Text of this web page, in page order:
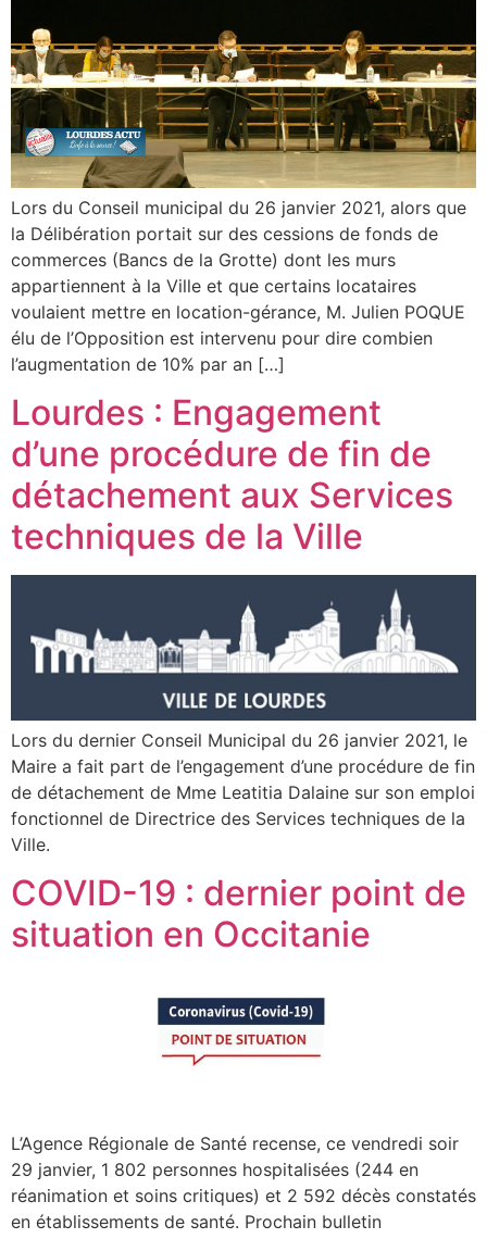
Lors du Conseil municipal du 26 janvier 2021, alors que
la Délibération portait sur des cessions de fonds de
commerces (Bancs de la Grotte) dont les murs
appartiennent à la Ville et que certains locataires
voulaient mettre en location-gérance, M. Julien POQUE
élu de l’Opposition est intervenu pour dire combien
l’augmentation de 10% par an […]
Lourdes : Engagement
d’une procédure de fin de
détachement aux Services
techniques de la Ville
Lors du dernier Conseil Municipal du 26 janvier 2021, le
Maire a fait part de l’engagement d’une procédure de fin
de détachement de Mme Leatitia Dalaine sur son emploi
fonctionnel de Directrice des Services techniques de la
Ville.
COVID-19 : dernier point de
situation en Occitanie
L’Agence Régionale de Santé recense, ce vendredi soir
29 janvier, 1 802 personnes hospitalisées (244 en
réanimation et soins critiques) et 2 592 décès constatés
en établissements de santé. Prochain bulletin